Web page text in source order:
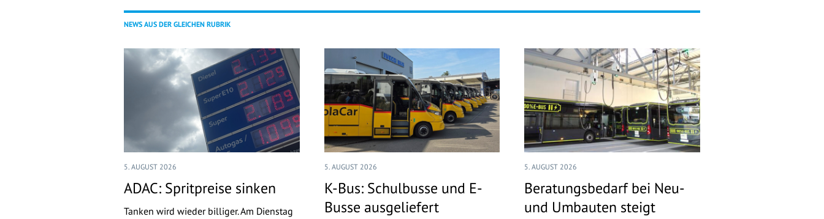
NEWS AUS DER GLEICHEN RUBRIK
5. AUGUST 2026
ADAC: Spritpreise sinken
Tanken wird wieder billiger. Am Dienstag
5. AUGUST 2026
K-Bus: Schulbusse und E-
Busse ausgeliefert
5. AUGUST 2026
Beratungsbedarf bei Neu-
und Umbauten steigt